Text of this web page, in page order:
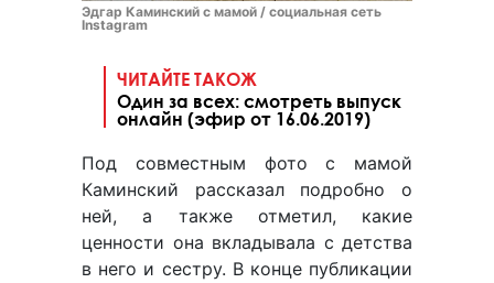
Эдгар Каминский с мамой / социальная сеть
Instagram
ЧИТАЙТЕ ТАКОЖ
Один за всех: смотреть выпуск
онлайн (эфир от 16.06.2019)
Под совместным фото с мамой
Каминский рассказал подробно о
ней, а также отметил, какие
ценности она вкладывала с детства
в него и сестру. В конце публикации